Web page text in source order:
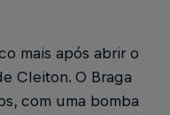
mais após abrir o
Cleiton. O Braga
com uma bomba